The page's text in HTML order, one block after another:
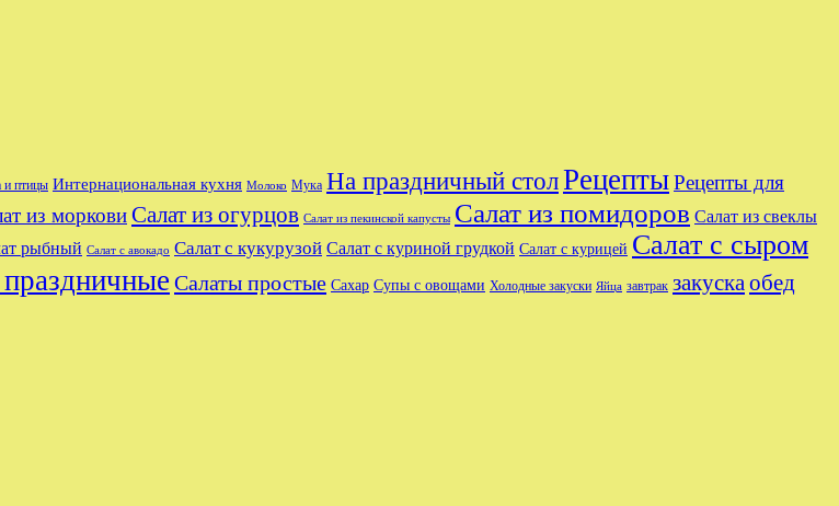
и птицы Интернациональная кухня Молоко Мука На праздничный столРецептыРецепты для
из морковиСалат из огурцов Салат из пекинской капусты Салат из помидоров Салат из свеклы
рыбный Салат с авокадо Салат с кукурузой Салат с куриной грудкой Салат с курицей Салат с сыром
Салаты простые Сахар Супы с овощами Холодные закуски Яйца завтрак закускаобед